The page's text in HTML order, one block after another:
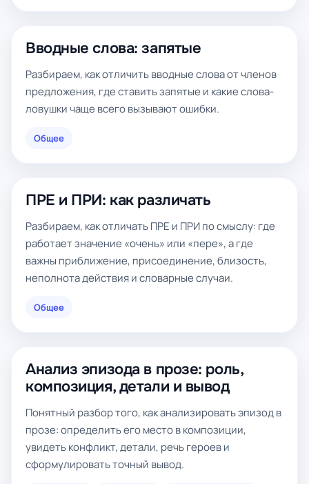
Вводные слова: запятые
Разбираем, как отличить вводные слова от членов
предложения, где ставить запятые и какие слова-
ловушки чаще всего вызывают ошибки.
Общее
ПРЕ и ПРИ: как различать
Разбираем, как отличать ПРЕ и ПРИ по смыслу: где
работает значение «очень» или «пере», а где
важны приближение, присоединение, близость,
неполнота действия и словарные случаи.
Общее
Анализ эпизода в прозе: роль,
композиция, детали и вывод
Понятный разбор того, как анализировать эпизод в
прозе: определить его место в композиции,
увидеть конфликт, детали, речь героев и
сформулировать точный вывод.